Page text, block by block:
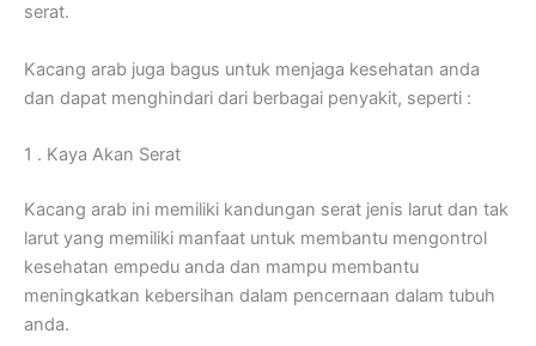
serat.
Kacang arab juga bagus untuk menjaga kesehatan anda
dan dapat menghindari dari berbagai penyakit, seperti :
1 . Kaya Akan Serat
Kacang arab ini memiliki kandungan serat jenis larut dan tak
larut yang memiliki manfaat untuk membantu mengontrol
kesehatan empedu anda dan mampu membantu
meningkatkan kebersihan dalam pencernaan dalam tubuh
anda.